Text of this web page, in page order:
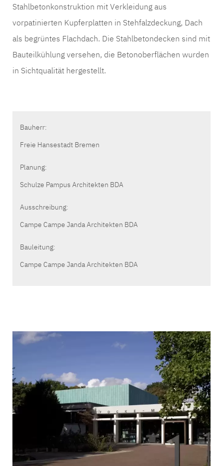
Bauherr:
Freie Hansestadt Bremen
Planung:
Schulze Pampus Architekten BDA
Ausschreibung:
Campe Campe Janda Architekten BDA
Bauleitung:
Campe Campe Janda Architekten BDA
Stahlbetonkonstruktion mit Verkleidung aus
vorpatinierten Kupferplatten in Stehfalzdeckung, Dach
als begrüntes Flachdach. Die Stahlbetondecken sind mit
Bauteilkühlung versehen, die Betonoberflächen wurden
in Sichtqualität hergestellt.